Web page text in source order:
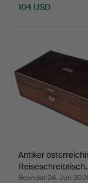
104 USD
Antiker
Beendet 24. Jun